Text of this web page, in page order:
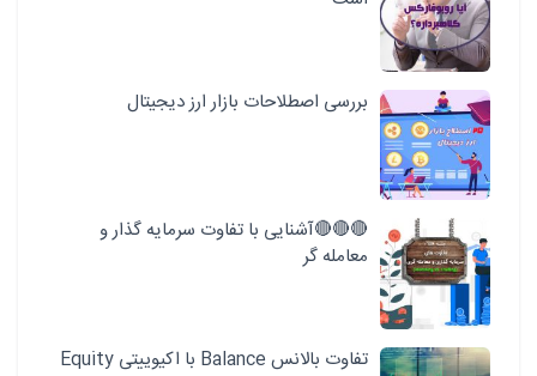
بررسی اصطلاحات بازار ارز دیجیتال
🔴🔴🔴آشنایی با تفاوت سرمایه گذار و
معامله گر
تفاوت بالانس Balance با اکیوییتی Equity